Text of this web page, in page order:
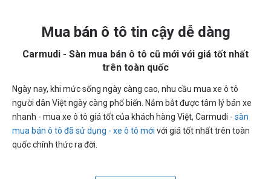
Mua bán ô tô tin cậy dễ dàng
Carmudi - Sàn mua bán ô tô cũ mới với giá tốt nhất
trên toàn quốc
Ngày nay, khi mức sống ngày càng cao, nhu cầu mua xe ô tô
người dân Việt ngày càng phổ biến. Nắm bắt được tâm lý bán xe
nhanh - mua xe ô tô giá tốt của khách hàng Việt, Carmudi - sàn
mua bán ô tô đã sử dụng - xe ô tô mới với giá tốt nhất trên toàn
quốc chính thức ra đời.